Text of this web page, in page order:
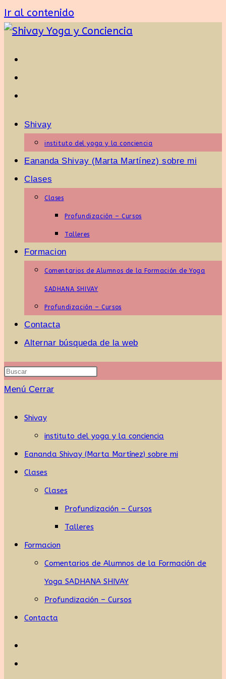
Ir al contenido
Shivay
instituto del yoga y la conciencia
Eananda Shivay (Marta Martínez) sobre mi
Clases
Clases
Profundización – Cursos
Talleres
Formacion
Comentarios de Alumnos de la Formación de Yoga
SADHANA SHIVAY
Profundización – Cursos
Contacta
Alternar búsqueda de la web
Menú Cerrar
Shivay
instituto del yoga y la conciencia
Eananda Shivay (Marta Martínez) sobre mi
Clases
Clases
Profundización – Cursos
Talleres
Formacion
Comentarios de Alumnos de la Formación de
Yoga SADHANA SHIVAY
Profundización – Cursos
Contacta